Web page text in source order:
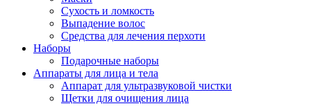
Сухость и ломкость
Выпадение волос
Средства для лечения перхоти
Наборы
Подарочные наборы
Аппараты для лица и тела
Аппарат для ультразвуковой чистки
Щетки для очищения лица